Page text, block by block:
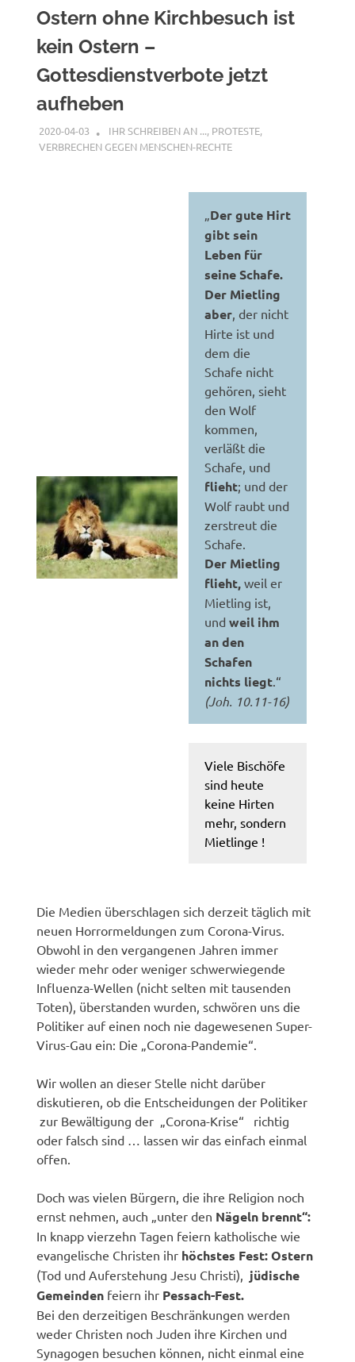
Ostern ohne Kirchbesuch ist
kein Ostern –
Gottesdienstverbote jetzt
aufheben
2020-04-03 G A
IHR SCHREIBEN AN ..., PROTESTE,
VERBRECHEN GEGEN MENSCHEN-RECHTE
Der gute Hirt
gibt sein
Leben für
seine Schafe.
Der Mietling
aber , der nicht
Hirte ist und
dem die
Schafe nicht
gehören, sieht
den Wolf
kommen,
verläßt die
Schafe, und
flieht; und der
Wolf raubt und
zerstreut die
Schafe.
Der Mietling
flieht, weil er
Mietling ist,
und weil ihm
an den
Schafen
nichts liegt .“
(Joh. 10.11-16)
Viele Bischöfe
sind heute
keine Hirten
mehr, sondern
Mietlinge !
Die Medien überschlagen sich derzeit täglich mit
neuen Horrormeldungen zum Corona-Virus.
Obwohl in den vergangenen Jahren immer
wieder mehr oder weniger schwerwiegende
Influenza-Wellen (nicht selten mit tausenden
Toten), überstanden wurden, schwören uns die
Politiker auf einen noch nie dagewesenen Super-
Virus-Gau ein: Die „Corona-Pandemie“.
Wir wollen an dieser Stelle nicht darüber
diskutieren, ob die Entscheidungen der Politiker
zur Bewältigung der „Corona-Krise“ richtig
oder falsch sind … lassen wir das einfach einmal
offen.
Doch was vielen Bürgern, die ihre Religion noch
ernst nehmen, auch „unter den Nägeln brennt“:
In knapp vierzehn Tagen feiern katholische wie
evangelische Christen ihr höchstes Fest: Ostern
(Tod und Auferstehung Jesu Christi), jüdische
Gemeinden feiern ihr Pessach-Fest.
Bei den derzeitigen Beschränkungen werden
weder Christen noch Juden ihre Kirchen und
Synagogen besuchen können, nicht einmal eine